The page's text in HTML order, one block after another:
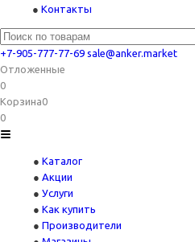
Контакты
+7-905-777-77-69 sale@anker.market
Отложенные
0
Корзина0
0
Каталог
Акции
Услуги
Как купить
Производители